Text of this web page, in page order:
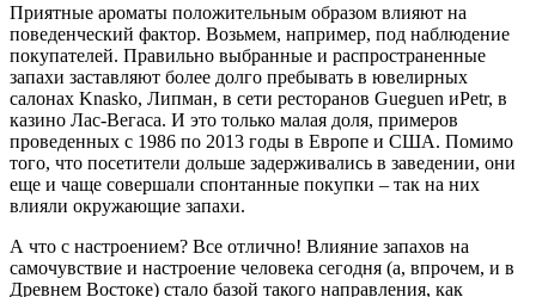
Приятные ароматы положительным образом влияют на
поведенческий фактор. Возьмем, например, под наблюдение
покупателей. Правильно выбранные и распространенные
запахи заставляют более долго пребывать в ювелирных
салонах Knasko, Липман, в сети ресторанов Gueguen иPetr, в
казино Лас-Вегаса. И это только малая доля, примеров
проведенных с 1986 по 2013 годы в Европе и США. Помимо
того, что посетители дольше задерживались в заведении, они
еще и чаще совершали спонтанные покупки – так на них
влияли окружающие запахи.
А что с настроением? Все отлично! Влияние запахов на
самочувствие и настроение человека сегодня (а, впрочем, и в
Древнем Востоке) стало базой такого направления, как